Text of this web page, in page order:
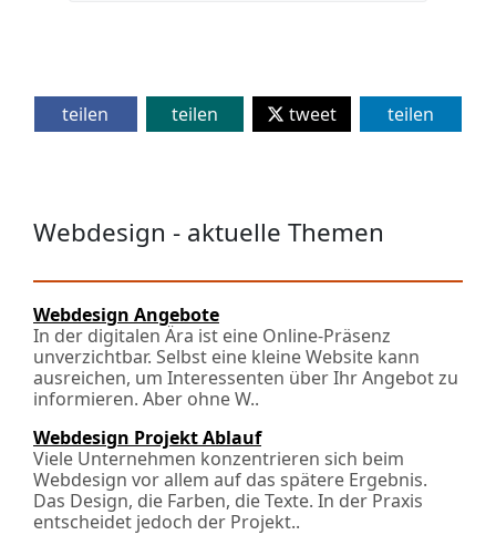
teilen teilen tweet teilen
Webdesign - aktuelle Themen
Webdesign Angebote
In der digitalen Ära ist eine Online-Präsenz
unverzichtbar. Selbst eine kleine Website kann
ausreichen, um Interessenten über Ihr Angebot zu
informieren. Aber ohne W..
Webdesign Projekt Ablauf
Viele Unternehmen konzentrieren sich beim
Webdesign vor allem auf das spätere Ergebnis.
Das Design, die Farben, die Texte. In der Praxis
entscheidet jedoch der Projekt..